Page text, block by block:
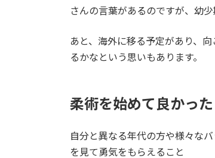
さんの言葉があるのですが、幼
あと、海外に移る予定があり、
るかなという思いもあります。
柔術を始めて良かっ
自分と異なる年代の方や様々な
を見て勇気をもらえること